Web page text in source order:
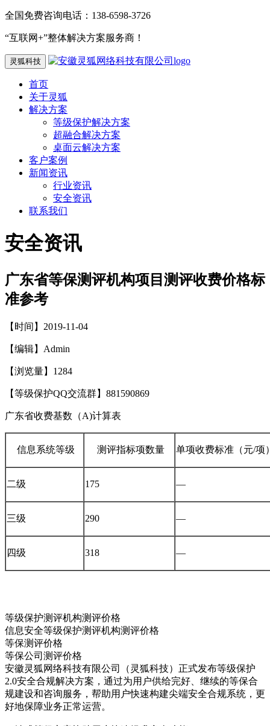
全国免费咨询电话：138-6598-3726
“互联网+”整体解决方案服务商！
灵狐科技
首页
关于灵狐
解决方案
等级保护解决方案
超融合解决方案
桌面云解决方案
客户案例
新闻资讯
行业资讯
安全资讯
联系我们
安全资讯
广东省等保测评机构项目测评收费价格标
准参考
【时间】2019-11-04
【编辑】Admin
【浏览量】 1284
【等级保护QQ交流群】881590869
广东省收费基数 （A)计算表
信息系统等级 测评指标项数量 单项收费标准（元/项
二级 175 —
三级 290 —
四级 318 —
等级保护测评机构测评价格
信息安全等级保护测评机构测评价格
等保测评价格
等保公司测评价格
安徽灵狐网络科技有限公司（灵狐科技）正式发布等级保护
2.0安全合规解决方案，通过为用户供给完好、继续的等保合
规建设和咨询服务，帮助用户快速构建尖端安全合规系统，更
好地保障业务正常运营。